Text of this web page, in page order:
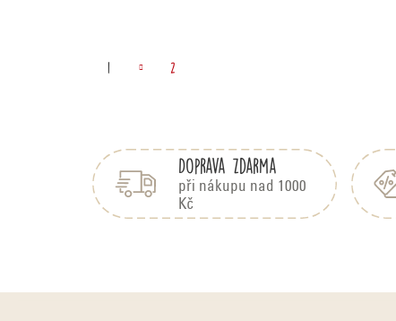
r
á
1 2
Doprava zdarma
při nákupu nad 1000
Kč